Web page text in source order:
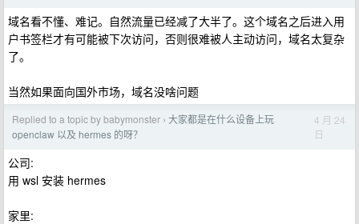
域名看不懂、难记。自然流量已经减了大半了。这个域名之后进入用
户书签栏才有可能被下次访问，否则很难被人主动访问，域名太复杂
了。
当然如果面向国外市场，域名没啥问题
Replied to a topic by babymonster › 大家都是在什么设备上玩
openclaw 以及 hermes 的呀？
4 月 24
日
公司:
用 wsl 安装 hermes
家里: